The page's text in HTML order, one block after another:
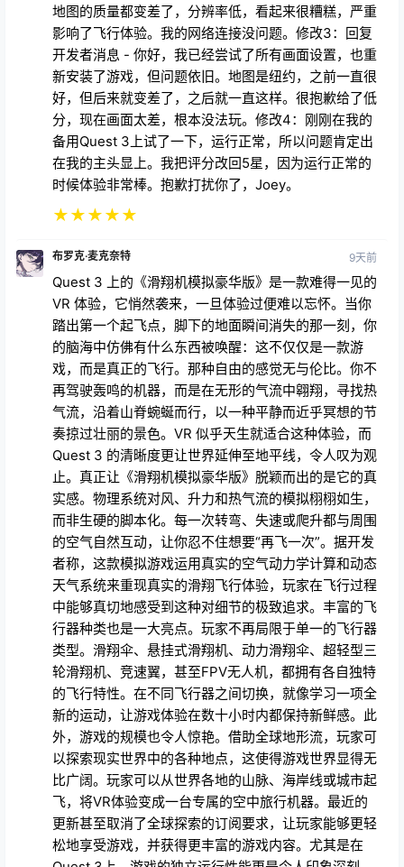
地图的质量都变差了，分辨率低，看起来很糟糕，严重
影响了飞行体验。我的网络连接没问题。修改3：回复
开发者消息 - 你好，我已经尝试了所有画面设置，也重
新安装了游戏，但问题依旧。地图是纽约，之前一直很
好，但后来就变差了，之后就一直这样。很抱歉给了低
分，现在画面太差，根本没法玩。修改4：刚刚在我的
备用Quest 3上试了一下，运行正常，所以问题肯定出
在我的主头显上。我把评分改回5星，因为运行正常的
时候体验非常棒。抱歉打扰你了，Joey。
★★★★★
布罗克·麦克奈特 9天前
Quest 3 上的《滑翔机模拟豪华版》是一款难得一见的
VR 体验，它悄然袭来，一旦体验过便难以忘怀。当你
踏出第一个起飞点，脚下的地面瞬间消失的那一刻，你
的脑海中仿佛有什么东西被唤醒：这不仅仅是一款游
戏，而是真正的飞行。那种自由的感觉无与伦比。你不
再驾驶轰鸣的机器，而是在无形的气流中翱翔，寻找热
气流，沿着山脊蜿蜒而行，以一种平静而近乎冥想的节
奏掠过壮丽的景色。VR 似乎天生就适合这种体验，而
Quest 3 的清晰度更让世界延伸至地平线，令人叹为观
止。真正让《滑翔机模拟豪华版》脱颖而出的是它的真
实感。物理系统对风、升力和热气流的模拟栩栩如生，
而非生硬的脚本化。每一次转弯、失速或爬升都与周围
的空气自然互动，让你忍不住想要“再飞一次”。据开发
者称，这款模拟游戏运用真实的空气动力学计算和动态
天气系统来重现真实的滑翔飞行体验，玩家在飞行过程
中能够真切地感受到这种对细节的极致追求。丰富的飞
行器种类也是一大亮点。玩家不再局限于单一的飞行器
类型。滑翔伞、悬挂式滑翔机、动力滑翔伞、超轻型三
轮滑翔机、竞速翼，甚至FPV无人机，都拥有各自独特
的飞行特性。在不同飞行器之间切换，就像学习一项全
新的运动，让游戏体验在数十小时内都保持新鲜感。此
外，游戏的规模也令人惊艳。借助全球地形流，玩家可
以探索现实世界中的各种地点，这使得游戏世界显得无
比广阔。玩家可以从世界各地的山脉、海岸线或城市起
飞，将VR体验变成一台专属的空中旅行机器。最近的
更新甚至取消了全球探索的订阅要求，让玩家能够更轻
松地享受游戏，并获得更丰富的游戏内容。尤其是在